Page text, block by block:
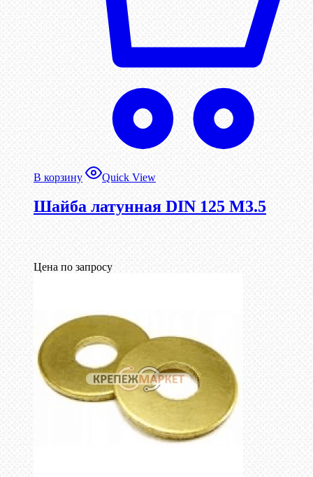
В корзину Quick View
Шайба латунная DIN 125 М3.5
Цена по запросу